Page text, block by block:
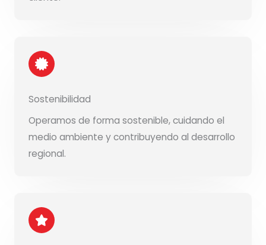
Sostenibilidad
Operamos de forma sostenible, cuidando el
medio ambiente y contribuyendo al desarrollo
regional.